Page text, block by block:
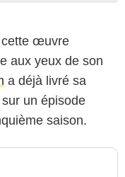
cette œuvre
aux yeux de son
a déjà livré sa
un épisode
saison.